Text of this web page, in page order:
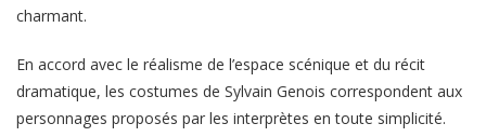
charmant.
En accord avec le réalisme de l’espace scénique et du récit
dramatique, les costumes de Sylvain Genois correspondent aux
personnages proposés par les interprètes en toute simplicité.